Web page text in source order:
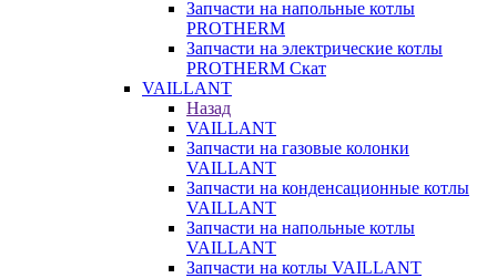
Запчасти на напольные котлы
PROTHERM
Запчасти на электрические котлы
PROTHERM Скат
VAILLANT
Назад
VAILLANT
Запчасти на газовые колонки
VAILLANT
Запчасти на конденсационные котлы
VAILLANT
Запчасти на напольные котлы
VAILLANT
Запчасти на котлы VAILLANT